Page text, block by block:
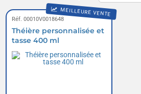
MEILLEURE VENTE
Réf. 00010V0018648
Théière personnalisée et
tasse 400 ml